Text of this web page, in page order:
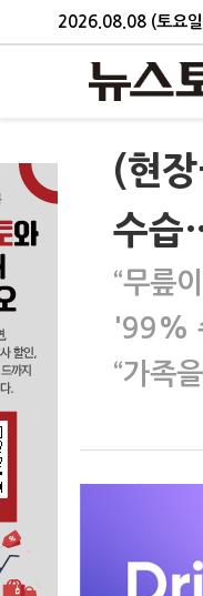
2026.08.08 (토요
(현
수습
“무릎
'99%
“가족